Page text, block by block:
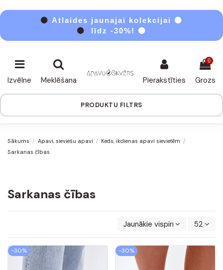
⚫ Atlaides jaunajai kolekcijai ⚫
⚫
līdz -30%! ⚫
Izvēlne Meklēšana Pierakstīties
0
Grozs
PRODUKTU FILTRS
Sākums Apavi, sieviešu apavi
Keds, ikdienas apavi sievietēm
Sarkanas čības
Sarkanas čības
Jaunākie vispirms 52
-30% -30%